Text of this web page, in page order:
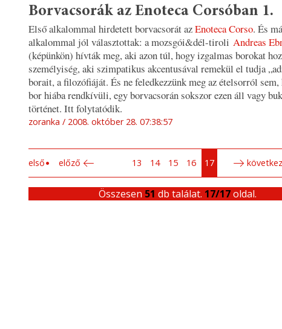
Borvacsorák az Enoteca Corsóban 1.
Első alkalommal hirdetett borvacsorát azEnoteca Corso. És
alkalommal jól választottak: a mozsgói&dél-tiroli Andreas
(képünkön) hívták meg, aki azon túl, hogy izgalmas borokat
személyiség, aki szimpatikus akcentusával remekül el tudja
borait, a filozófiáját. És ne feledkezzünk meg az ételsorról sem,
bor hiába rendkívüli, egy borvacsorán sokszor ezen áll vagy
történet. Itt folytatódik.
zoranka 2008. október 28. 07:38:57
első előző 13 14 15 16 17
Összesen 51 db találat. 17/17oldal.